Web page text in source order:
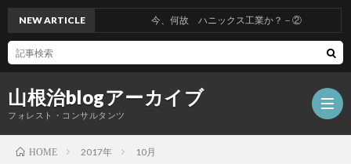
山根治blogアーカイブ
フォレスト・コンサルタンツ
NEW ARTICLE 今、何故 ハニックス工業か？－②
HOME 2017年 10月